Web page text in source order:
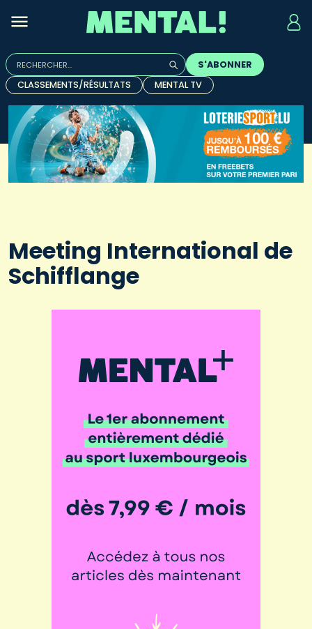
Rechercher :
Quand les résultats de l'auto-complétion sont
S'ABONNER
CLASSEMENTS/RÉSULTATS
MENTAL TV
Meeting International de
Schifflange